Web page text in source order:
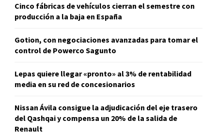
Cinco fábricas de vehículos cierran el semestre con
producción a la baja en España
Gotion, con negociaciones avanzadas para tomar el
control de Powerco Sagunto
Lepas quiere llegar «pronto» al 3% de rentabilidad
media en su red de concesionarios
Nissan Ávila consigue la adjudicación del eje trasero
del Qashqai y compensa un 20% de la salida de
Renault